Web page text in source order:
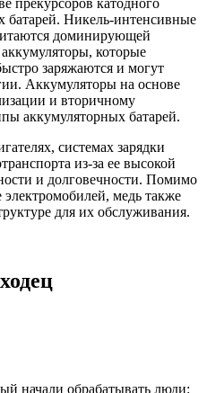
прекурсоров катодного
батарей. Никель-интенсивные
доминирующей
которые
заряжаются и могут
Аккумуляторы на основе
и вторичному
аккумуляторных батарей.
системах зарядки
из-за ее высокой
и долговечности. Помимо
электромобилей, медь также
для их обслуживания.
начали обрабатывать люди: